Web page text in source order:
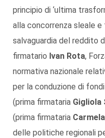
principio di ‘ultima
alla concorrenza sleale
salvaguardia del reddito
firmatario Ivan Rota,
normativa nazionale
per la conduzione di
(prima firmataria Gigliola
(prima firmataria
delle politiche regionali